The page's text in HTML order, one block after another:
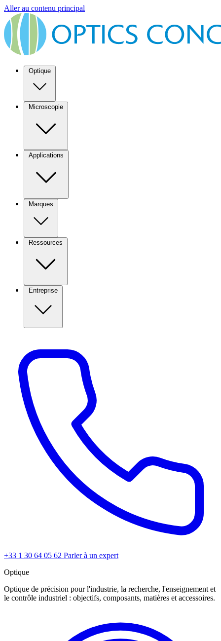
Aller au contenu principal
Optique
Microscopie
Applications
Marques
Ressources
Entreprise
+33 1 30 64 05 62 Parler à un expert
Optique
Optique de précision pour l'industrie, la recherche, l'enseignement et
le contrôle industriel : objectifs, composants, matières et accessoires.